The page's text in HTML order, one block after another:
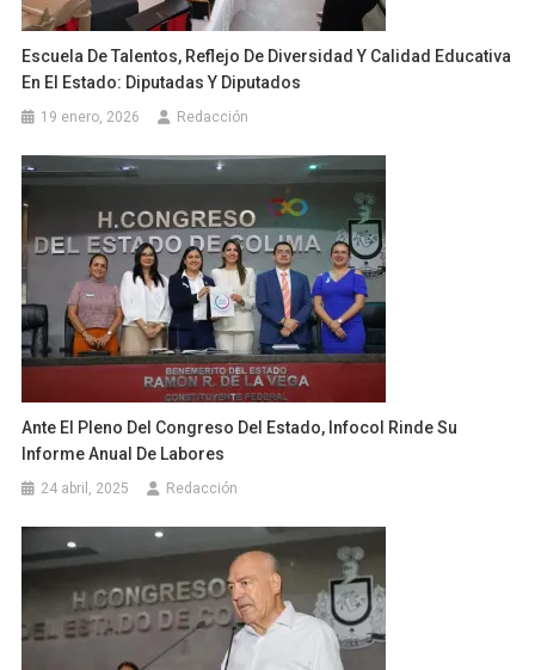
Escuela De Talentos, Reflejo De Diversidad Y Calidad Educativa
En El Estado: Diputadas Y Diputados
19 enero, 2026 Redacción
Ante El Pleno Del Congreso Del Estado, Infocol Rinde Su
Informe Anual De Labores
24 abril, 2025 Redacción